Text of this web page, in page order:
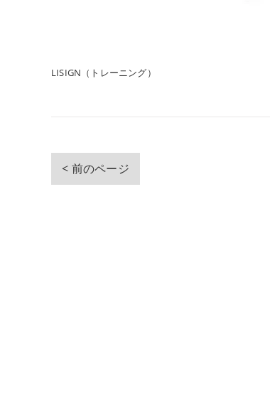
LISIGN（トレーニング）
< 前のページ